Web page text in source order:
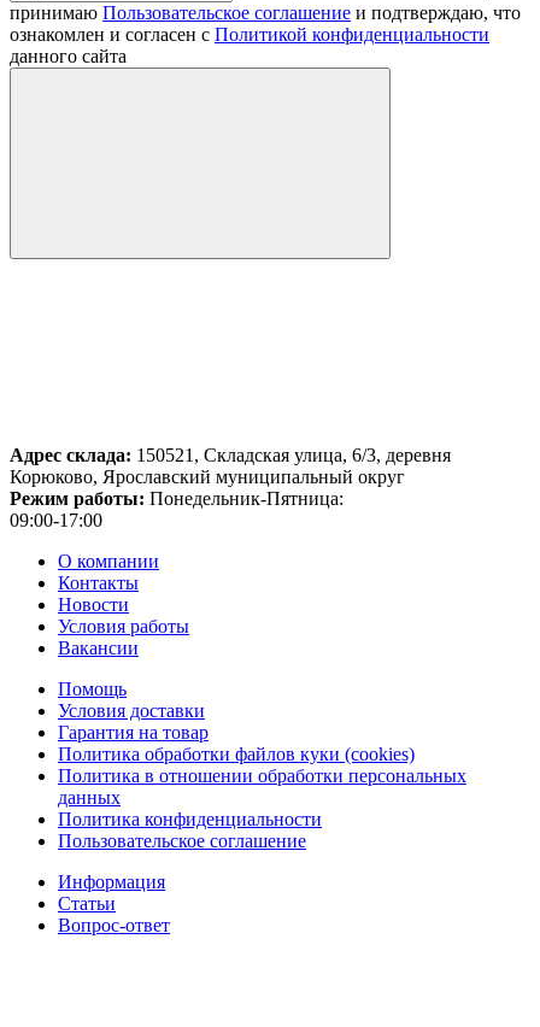
принимаю Пользовательское соглашение и подтверждаю, что
ознакомлен и согласен с Политикой конфиденциальности
данного сайта
Адрес склада: 150521, Складская улица, 6/3, деревня
Корюково, Ярославский муниципальный округ
Режим работы: Понедельник-Пятница:
09:00-17:00
О компании
Контакты
Новости
Условия работы
Вакансии
Помощь
Условия доставки
Гарантия на товар
Политика обработки файлов куки (cookies)
Политика в отношении обработки персональных
данных
Политика конфиденциальности
Пользовательское соглашение
Информация
Статьи
Вопрос-ответ